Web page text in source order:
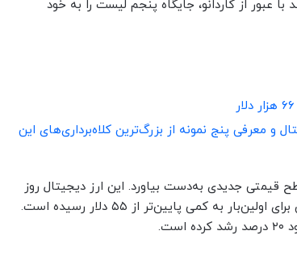
عبور از کاردانو، جایگاه پنجم لیست را به خود
و معرفی پنج نمونه از بزرگ‌ترین کلاه‌برداری‌های این
قیمتی جدیدی به‌دست بیاورد. این ارز دیجیتال روز
دوشنبه سطح ۵۰ دلار را شکست و حال قیمت هر واحد آن برای اولین‌بار به کمی پایین‌تر از ۵۵ دلار رسیده است.